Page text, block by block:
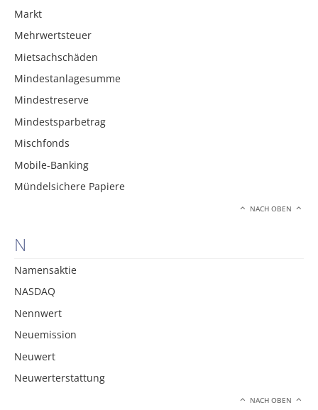
Markt
Mehrwertsteuer
Mietsachschäden
Mindestanlagesumme
Mindestreserve
Mindestsparbetrag
Mischfonds
Mobile-Banking
Mündelsichere Papiere
NACH OBEN
N
Namensaktie
NASDAQ
Nennwert
Neuemission
Neuwert
Neuwerterstattung
NACH OBEN